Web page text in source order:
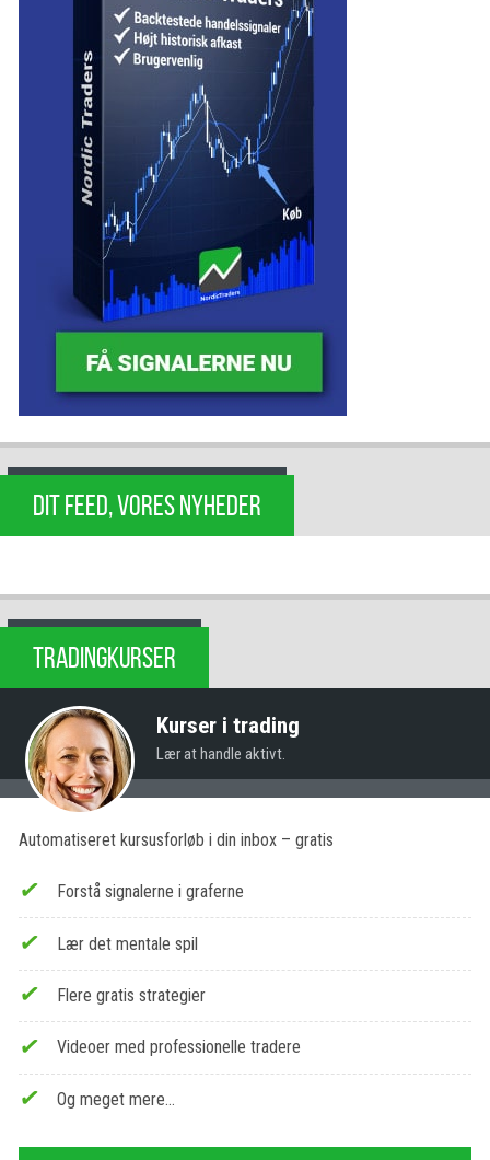
DIT FEED, VORES NYHEDER
TRADINGKURSER
Kurser i trading
Lær at handle aktivt.
Automatiseret kursusforløb i din inbox – gratis
Forstå signalerne i graferne
Lær det mentale spil
Flere gratis strategier
Videoer med professionelle tradere
Og meget mere…